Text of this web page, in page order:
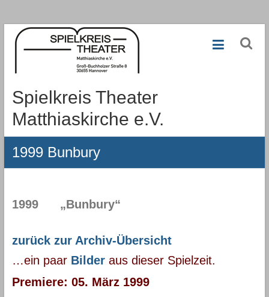
Zum
Inhalt
Spielkreis Theater
Matthiaskirche e.V.
1999 Bunbury
1999„Bunbury“
zurück zur Archiv-Übersicht
…ein paar Bilderaus dieser Spielzeit.
Premiere: 05. März 1999